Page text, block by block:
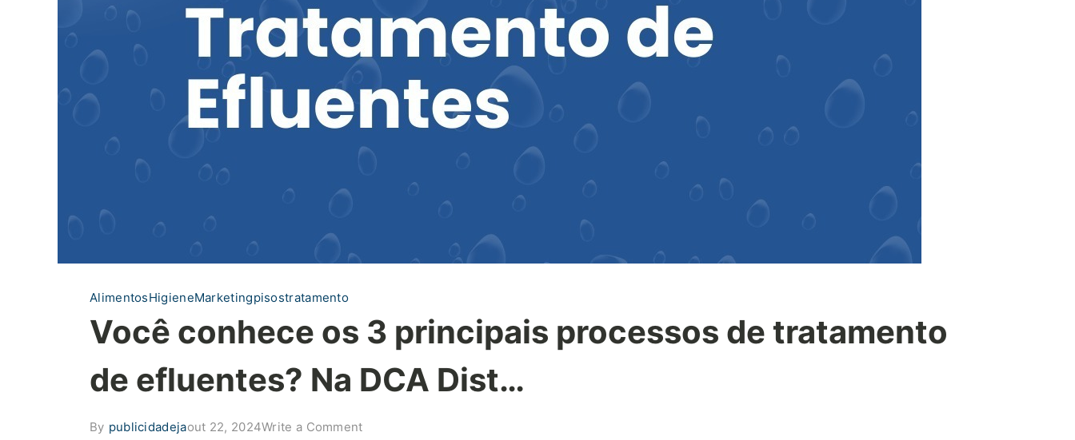
AlimentosHigieneMarketingpisostratamento
Você conhece os 3 principais processos de tratamento
de efluentes? Na DCA Dist…
By publicidadejaout 22, 2024Write a Commenton